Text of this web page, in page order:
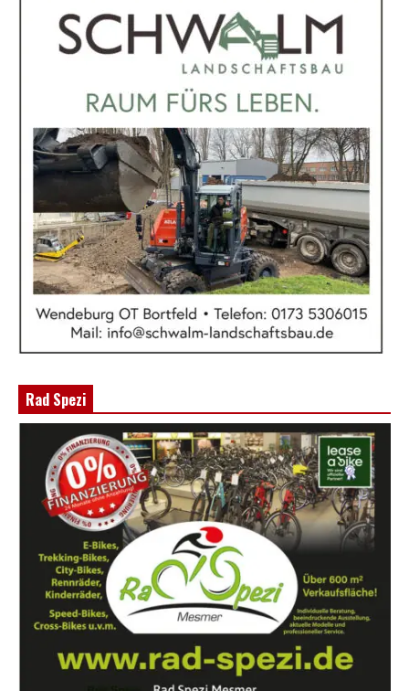
Rad Spezi